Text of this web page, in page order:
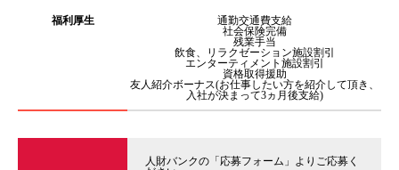
福利厚生
通勤交通費支給
社会保険完備
残業手当
飲食、リラクゼーション施設割引
エンターティメント施設割引
資格取得援助
友人紹介ボーナス(お仕事したい方を紹介して頂き、
入社が決まって3ヵ月後支給)
人財バンクの「応募フォーム」よりご応募く